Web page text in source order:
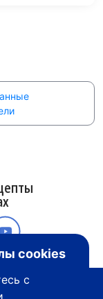
cookies
с